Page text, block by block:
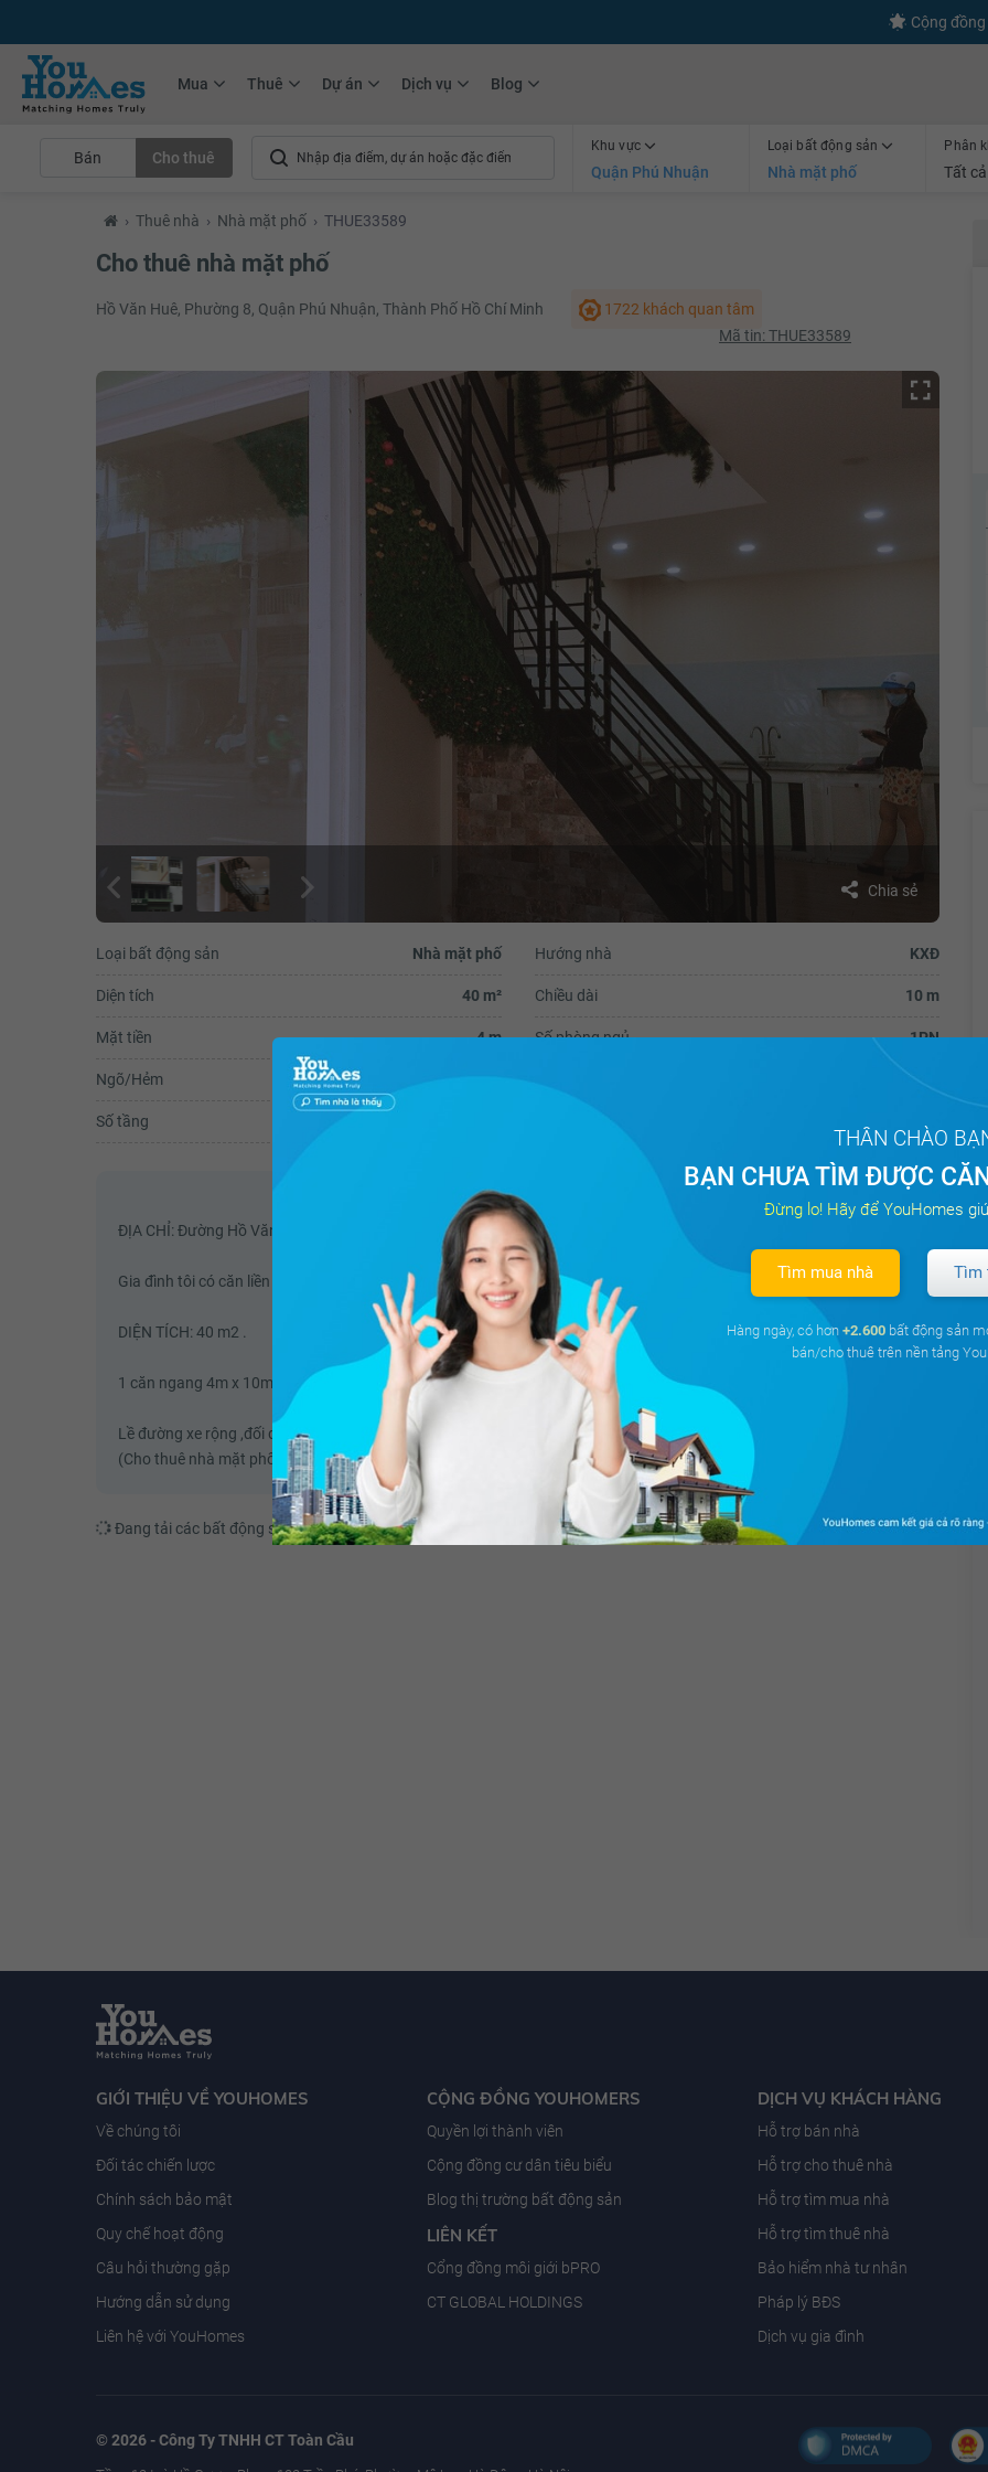
Cộng
Mua Thuê Dự án Dịch vụ Blog
Bán Cho thuê
Khu vực
Quận Phú Nhuận
Loại bất động sản
Nhà mặt phố
Phân
Tất cả
› Thuê nhà › Nhà mặt phố › THUE33589
Cho thuê nhà mặt phố
Hồ Văn Huê, Phường 8, Quận Phú Nhuận, Thành Phố Hồ Chí Minh
1722 khách quan tâm
Mã tin: THUE33589
Chia sẻ
Loại bất động sản Nhà mặt phố
Diện tích 40 m²
Mặt tiền 4 m
Ngõ/Hẻm
Số tầng
Hướng nhà KXĐ
Chiều dài 10 m
Số phòng ngủ 1PN
ĐỊA CHỈ: Đường Hồ Văn Huê, phường 8, quận Phú Nhuận,Thành Phố Hồ Chí Minh.
Gia đình tôi có căn liền kề cho thêu mặt tiền Hồ Văn Huê giao hoàng văn thụ quận phú nhuận.
DIỆN TÍCH: 40 m2 .
1 căn ngang 4m x 10m trệt không lầu.
Lề đường xe rộng ,đối diện là bã xe ,có chỗ đậu xe ô tô.
(Cho thuê nhà mặt phố - Thuê nhà mặt phố)
Đang tải các bất động sản tương tự....
GIỚI THIỆU VỀ YOUHOMES
Về chúng tôi
Đối tác chiến lược
Chính sách bảo mật
Quy chế hoạt động
Câu hỏi thường gặp
Hướng dẫn sử dụng
Liên hệ với YouHomes
CỘNG ĐỒNG YOUHOMERS
Quyền lợi thành viên
Cộng đồng cư dân tiêu biểu
Blog thị trường bất động sản
LIÊN KẾT
Cổng đồng môi giới bPRO
CT GLOBAL HOLDINGS
DỊCH VỤ KHÁCH HÀNG
Hỗ trợ bán nhà
Hỗ trợ cho thuê nhà
Hỗ trợ tìm mua nhà
Hỗ trợ tìm thuê nhà
Bảo hiểm nhà tư nhân
Pháp lý BĐS
Dịch vụ gia đình
© 2026 - Công Ty TNHH CT Toàn Cầu
THÂN CHÀO
BẠN CHƯA TÌM ĐƯỢC
Đừng lo! Hãy để YouHomes
Tìm mua nhà Tìm
Hàng ngày, có hơn +2.600 bất động sản
bán/cho thuê trên nền tảng